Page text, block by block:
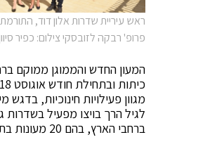
ראש עיריית שדרות אלון דוד, התורמת
פרופ' רבקה לזובסקי צילום: כפיר
מגוון פעילויות חינוכיות,
ברחבי הארץ, בהם 20 מעונות בתוך מקומות עבודה.